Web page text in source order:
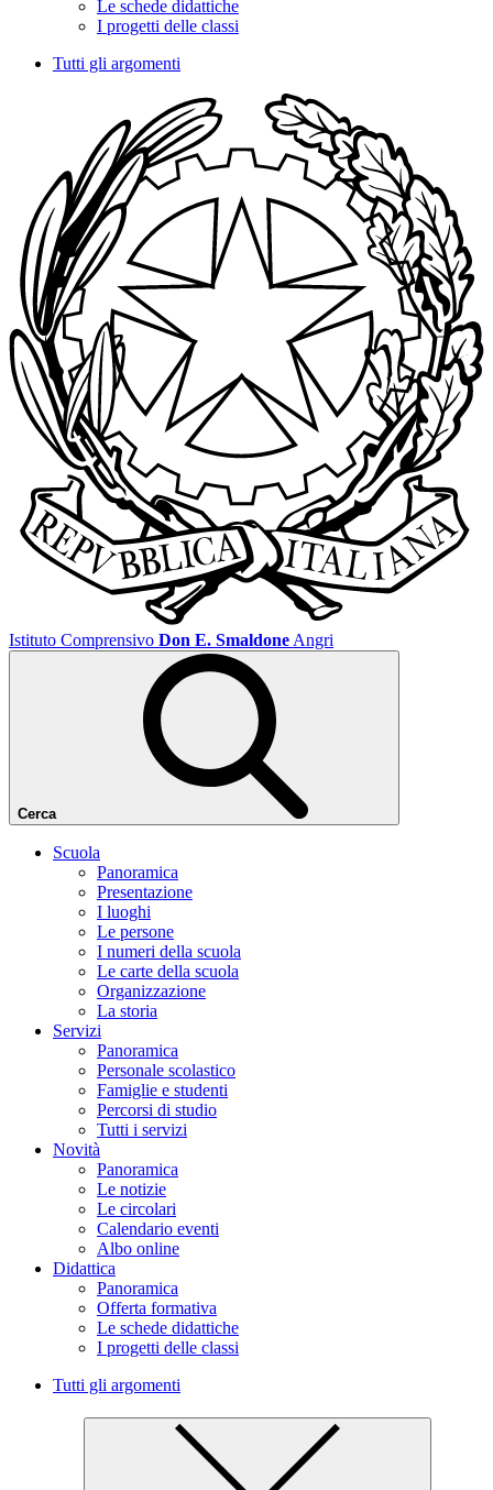
Le schede didattiche
I progetti delle classi
Tutti gli argomenti
Istituto Comprensivo Don E. Smaldone Angri
Cerca
Scuola
Panoramica
Presentazione
I luoghi
Le persone
I numeri della scuola
Le carte della scuola
Organizzazione
La storia
Servizi
Panoramica
Personale scolastico
Famiglie e studenti
Percorsi di studio
Tutti i servizi
Novità
Panoramica
Le notizie
Le circolari
Calendario eventi
Albo online
Didattica
Panoramica
Offerta formativa
Le schede didattiche
I progetti delle classi
Tutti gli argomenti